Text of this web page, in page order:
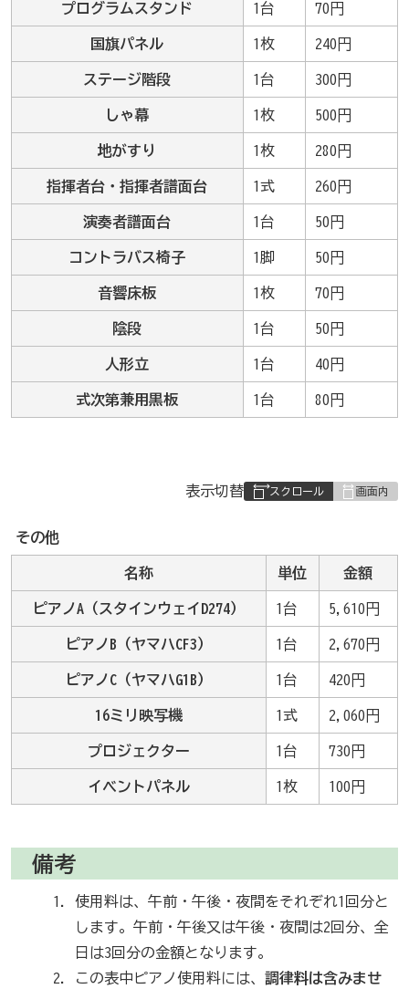
プログラムスタンド 1台 70円
国旗パネル 1枚 240円
ステージ階段 1台 300円
しゃ幕 1枚 500円
地がすり 1枚 280円
指揮者台・指揮者譜面台 1式 260円
演奏者譜面台 1台 50円
コントラバス椅子 1脚 50円
音響床板 1枚 70円
陰段 1台 50円
人形立 1台 40円
式次第兼用黒板 1台 80円
表
の
表示切替
その他
名称 単位 金額
ピアノA（スタインウェイD274） 1台 5,610円
ピアノB（ヤマハCF3） 1台 2,670円
ピアノC（ヤマハG1B） 1台 420円
16ミリ映写機 1式 2,060円
プロジェクター 1台 730円
イベントパネル 1枚 100円
備考
使用料は、午前・午後・夜間をそれぞれ1回分と
します。午前・午後又は午後・夜間は2回分、全
日は3回分の金額となります。
この表中ピアノ使用料には、 調律料は含みませ